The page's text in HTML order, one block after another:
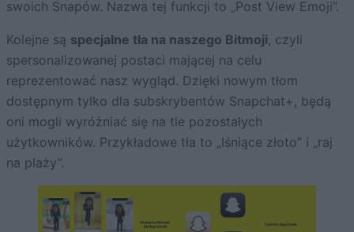
swoich Snapów. Nazwa tej funkcji to „Post View Emoji”.
Kolejne są specjalne tła na naszego Bitmoji, czyli
spersonalizowanej postaci mającej na celu
reprezentować nasz wygląd. Dzięki nowym tłom
dostępnym tylko dla subskrybentów Snapchat+, będą
oni mogli wyróżniać się na tle pozostałych
użytkowników. Przykładowe tła to „lśniące złoto” i „raj
na plaży”.